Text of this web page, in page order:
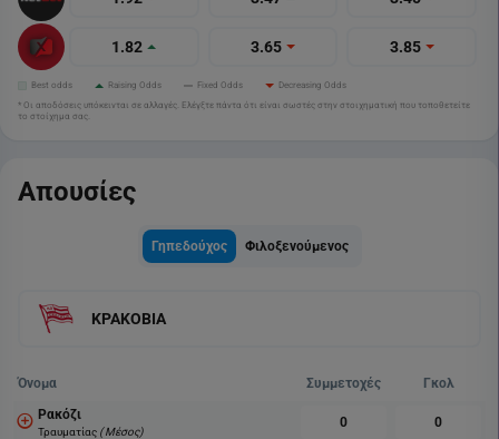
1.82 3.65 3.85
Best odds Raising Odds Fixed Odds
Decreasing Odds
* Οι αποδόσεις υπόκεινται σε αλλαγές. Ελέγξτε πάντα ότι είναι σωστές στην στοιχηματική που τοποθετείτε
το στοίχημα σας.
Απουσίες
Γηπεδούχος Φιλοξενούμενος
ΚΡΑΚΟΒΙΑ
Όνομα Συμμετοχές
Γκολ
Ρακόζι
Τραυματίας ( Μέσος)
0 0